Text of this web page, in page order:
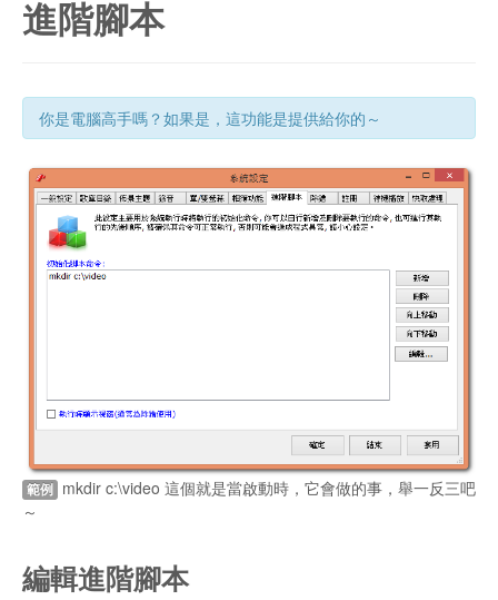
進階腳本
你是電腦高手嗎？如果是，這功能是提供給你的～
範例 mkdir c:\video 這個就是當啟動時，它會做的事，舉一反三吧
～
編輯進階腳本